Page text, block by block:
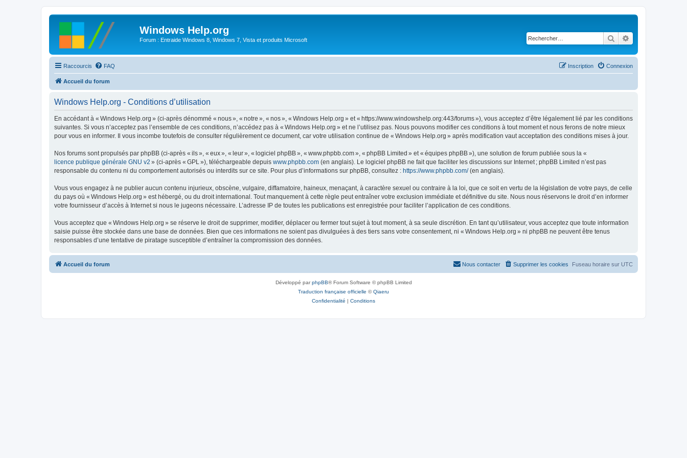
Windows Help.org
Forum : Entraide Windows 8, Windows 7, Vista et produits Microsoft Rechercher
Raccourcis FAQ Connexion
Inscription
Accueil du forum
Windows Help.org - Conditions d’utilisation
En accédant à « Windows Help.org » (ci-après dénommé « nous », « notre », « nos », « Windows Help.org » et « https://www.windowshelp.org:443/forums »), vous acceptez d’être légalement lié par les conditions
suivantes. Si vous n’acceptez pas l’ensemble de ces conditions, n’accédez pas à « Windows Help.org » et ne l’utilisez pas. Nous pouvons modifier ces conditions à tout moment et nous ferons de notre mieux
pour vous en informer. Il vous incombe toutefois de consulter régulièrement ce document, car votre utilisation continue de « Windows Help.org » après modification vaut acceptation des conditions mises à jour.
Nos forums sont propulsés par phpBB (ci-après « ils », « eux », « leur », « logiciel phpBB », « www.phpbb.com », « phpBB Limited » et « équipes phpBB »), une solution de forum publiée sous la «
licence publique générale GNU v2 » (ci-après « GPL »), téléchargeable depuis www.phpbb.com (en anglais). Le logiciel phpBB ne fait que faciliter les discussions sur Internet ; phpBB Limited n’est pas
responsable du contenu ni du comportement autorisés ou interdits sur ce site. Pour plus d’informations sur phpBB, consultez : https://www.phpbb.com/(en anglais).
Vous vous engagez à ne publier aucun contenu injurieux, obscène, vulgaire, diffamatoire, haineux, menaçant, à caractère sexuel ou contraire à la loi, que ce soit en vertu de la législation de votre pays, de celle
du pays où « Windows Help.org » est hébergé, ou du droit international. Tout manquement à cette règle peut entraîner votre exclusion immédiate et définitive du site. Nous nous réservons le droit d’en informer
votre fournisseur d’accès à Internet si nous le jugeons nécessaire. L’adresse IP de toutes les publications est enregistrée pour faciliter l’application de ces conditions.
Vous acceptez que « Windows Help.org » se réserve le droit de supprimer, modifier, déplacer ou fermer tout sujet à tout moment, à sa seule discrétion. En tant qu’utilisateur, vous acceptez que toute information
saisie puisse être stockée dans une base de données. Bien que ces informations ne soient pas divulguées à des tiers sans votre consentement, ni « Windows Help.org » ni phpBB ne peuvent être tenus
responsables d’une tentative de piratage susceptible d’entraîner la compromission des données.
Accueil du forum Fuseau horaire sur UTC
Supprimer les cookies
Nous contacter
Développé parphpBB® Forum Software © phpBB Limited
Traduction française officielle ©Qiaeru
Confidentialité | Conditions